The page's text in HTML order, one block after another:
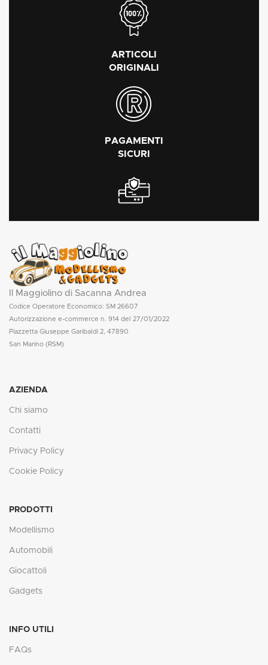
ARTICOLI
ORIGINALI
PAGAMENTI
SICURI
Il Maggiolino di Sacanna Andrea
Codice Operatore Economico: SM 26607
Autorizzazione e-commerce n. 914 del 27/01/2022
Piazzetta Giuseppe Garibaldi 2, 47890
San Marino (RSM)
AZIENDA
Chi siamo
Contatti
Privacy Policy
Cookie Policy
PRODOTTI
Modellismo
Automobili
Giocattoli
Gadgets
INFO UTILI
FAQs